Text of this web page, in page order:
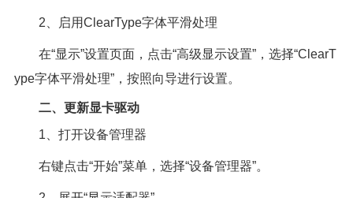
2、启用ClearType字体平滑处理
在“显示”设置页面，点击“高级显示设置”，选择“ClearT
ype字体平滑处理”，按照向导进行设置。
二、更新显卡驱动
1、打开设备管理器
右键点击“开始”菜单，选择“设备管理器”。